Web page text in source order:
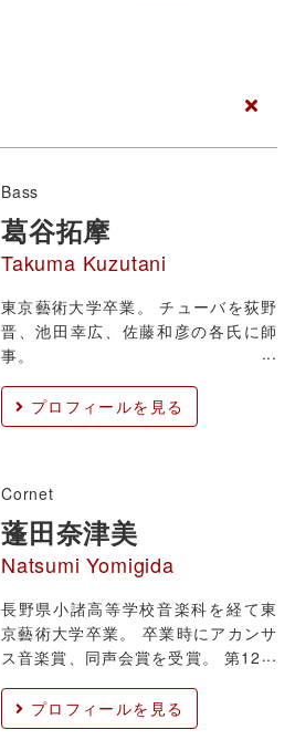
Bass
葛谷拓摩
Takuma Kuzutani
東京藝術大学卒業。 チューバを荻野
晋、池田幸広、佐藤和彦の各氏に師
事。
プロフィールを見る
Cornet
蓬田奈津美
Natsumi Yomigida
長野県小諸高等学校音楽科を経て東
京藝術大学卒業。 卒業時にアカンサ
ス音楽賞、同声会賞を受賞。 第12回
部門第1位、第2回愛知トランペット
コンクール プロフェッショナル部門
プロフィールを見る